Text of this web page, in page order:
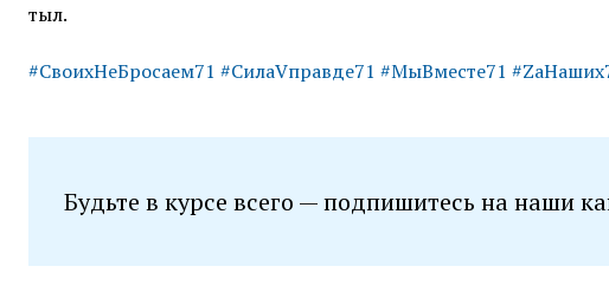
тыл.
#СвоихНеБросаем71 #СилаVправде71 #МыВместе71
Будьте в курсе всего — подпишитесь на наши